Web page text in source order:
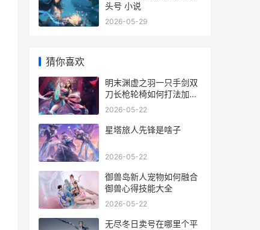
头号 小说
2026-05-29
猜你喜欢
明末渊虚之羽一只手剑双
刀长枪轮椅如何打法加点
明末渊虚之羽一周目能白
2026-05-22
星塔旅人先锋是啥子
2026-05-22
御兽岛新人宠物如何融合
御兽心得技能大全
2026-05-22
无尽冬日卖号在哪里个平